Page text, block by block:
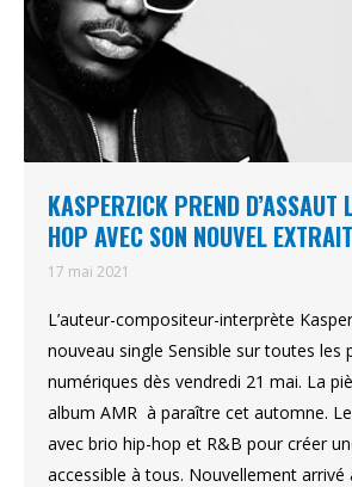
KASPERZICK PREND D’ASSAUT
HOP AVEC SON NOUVEL
17 mai 2021
L’auteur-compositeur-interprète
nouveau single Sensible sur toutes les
numériques dès vendredi 21 mai. La
album AMR à paraître cet automne.
avec brio hip-hop et R&B pour créer
accessible à tous. Nouvellement arrivé